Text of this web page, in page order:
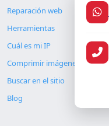
Reparación web
Herramientas
Cuál es mi IP
Comprimir imágenes
Buscar en el sitio
Blog